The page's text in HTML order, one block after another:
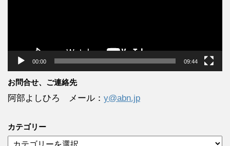
00:00 09:44
お問合せ、ご連絡先
阿部よしひろ メール： y@abn.jp
カテゴリー